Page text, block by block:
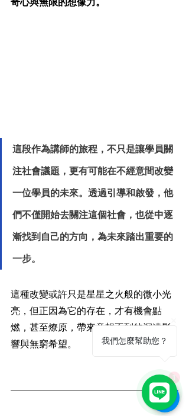
這段作為講師的旅程，不只是讓學員關
注社會議題，更有可能在不經意間改變
一位學員的未來。透過引導和啟發，他
們不僅開始去關注這個社會，也從中逐
漸找到自己的方向，為未來踏出重要的
一步。
這種改變或許只是星星之火般的微小光
亮，但正因為它的存在，才有機會點
燃，甚至燎原，帶來意想不到的深遠影
響與無窮希望。
我們怎麼幫助您？
1